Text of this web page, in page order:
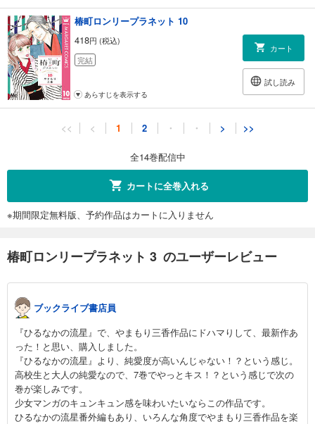
椿町ロンリープラネット 10
418円 (税込)
完結
カート
試し読み
あらすじを表示する
椿町ロンリープラネット 11
椿町ロンリープラネット 12
完結
試し読み
459 円 (税込)
完結
あらすじを表示する
<< < 1 2 ・ ・ > >>
全14巻配信中
カートに全巻入れる
※期間限定無料版、予約作品はカートに入りません
椿町ロンリープラネット 3 のユーザーレビュー
ブックライブ書店員
『ひるなかの流星』で、やまもり三香作品にドハマりして、最新作あ
った！と思い、購入しました。
『ひるなかの流星』より、純愛度が高いんじゃない！？という感じ。
高校生と大人の純愛なので、7巻でやっとキス！？という感じで次の
巻が楽しみです。
少女マンガのキュンキュン感を味わいたいならこの作品です。
ひるなかの流星番外編もあり、いろんな角度でやまもり三香作品を楽